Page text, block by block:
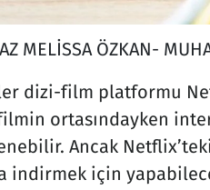
MELİSSA ÖZKAN-
dizi-film platformu
ortasındayken
Ancak
indirmek için